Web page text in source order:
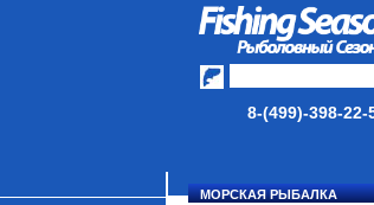
8-(499)-398-22-
МОРСКАЯ РЫБАЛКА